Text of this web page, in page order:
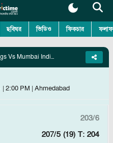
ছবিঘর ভিডিও ফিকচার
Punjab Kings Vs Mumbai Indians, Qualifier 2
| 2:00 PM | Ahmedabad
203/6
207/5 (19) T: 204